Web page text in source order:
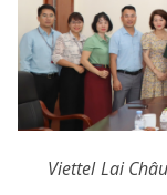
Viettel Lai